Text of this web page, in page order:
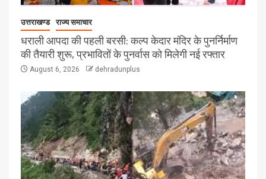
उत्तराखण्ड राज्य समाचार
धराली आपदा की पहली बरसी: कल्प केदार मंदिर के पुनर्निर्माण
की तैयारी शुरू, प्रभावितों के पुनर्वास को मिलेगी नई रफ्तार
August 6, 2026 dehradunplus